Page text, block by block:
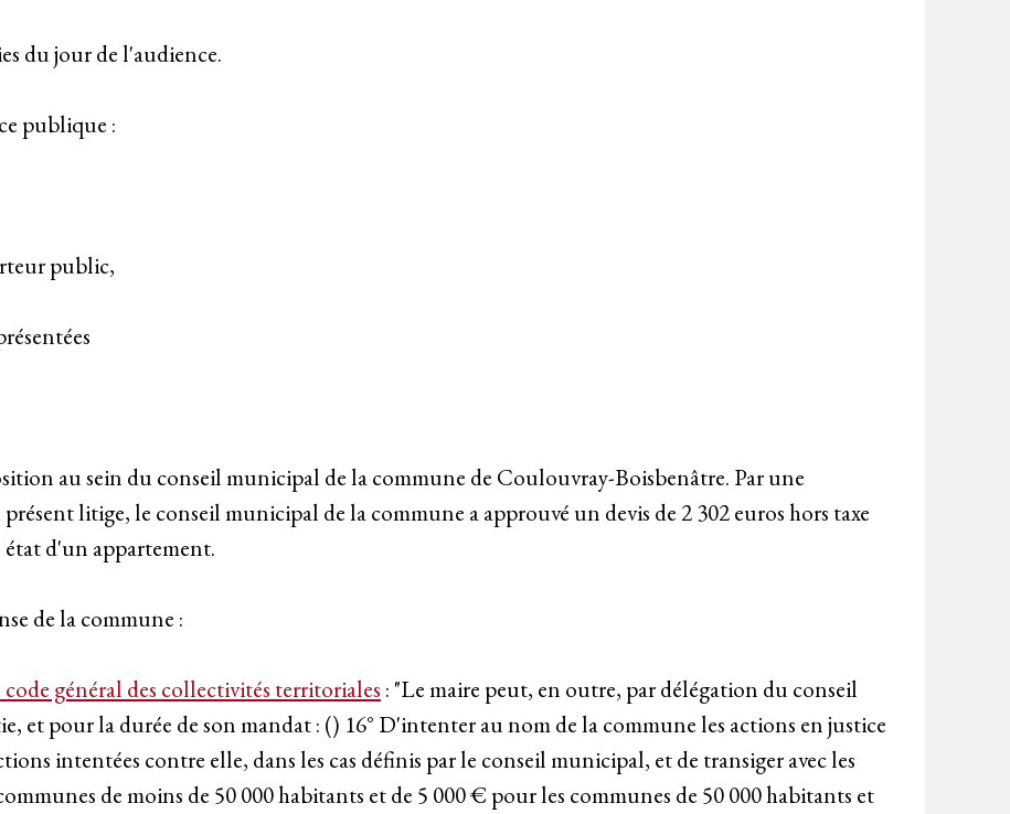
du jour de l'audience.
publique :
public,
au sein du conseil municipal de la commune de Coulouvray-Boisbenâtre. Par une
litige, le conseil municipal de la commune a approuvé un devis de 2 302 euros hors taxe
état d'un appartement.
de la commune :
général des collectivités territoriales : "Le maire peut, en outre, par délégation du conseil
et pour la durée de son mandat : () 16° D'intenter au nom de la commune les actions en justice
intentées contre elle, dans les cas définis par le conseil municipal, et de transiger avec les
de moins de 50 000 habitants et de 5 000 € pour les communes de 50 000 habitants et